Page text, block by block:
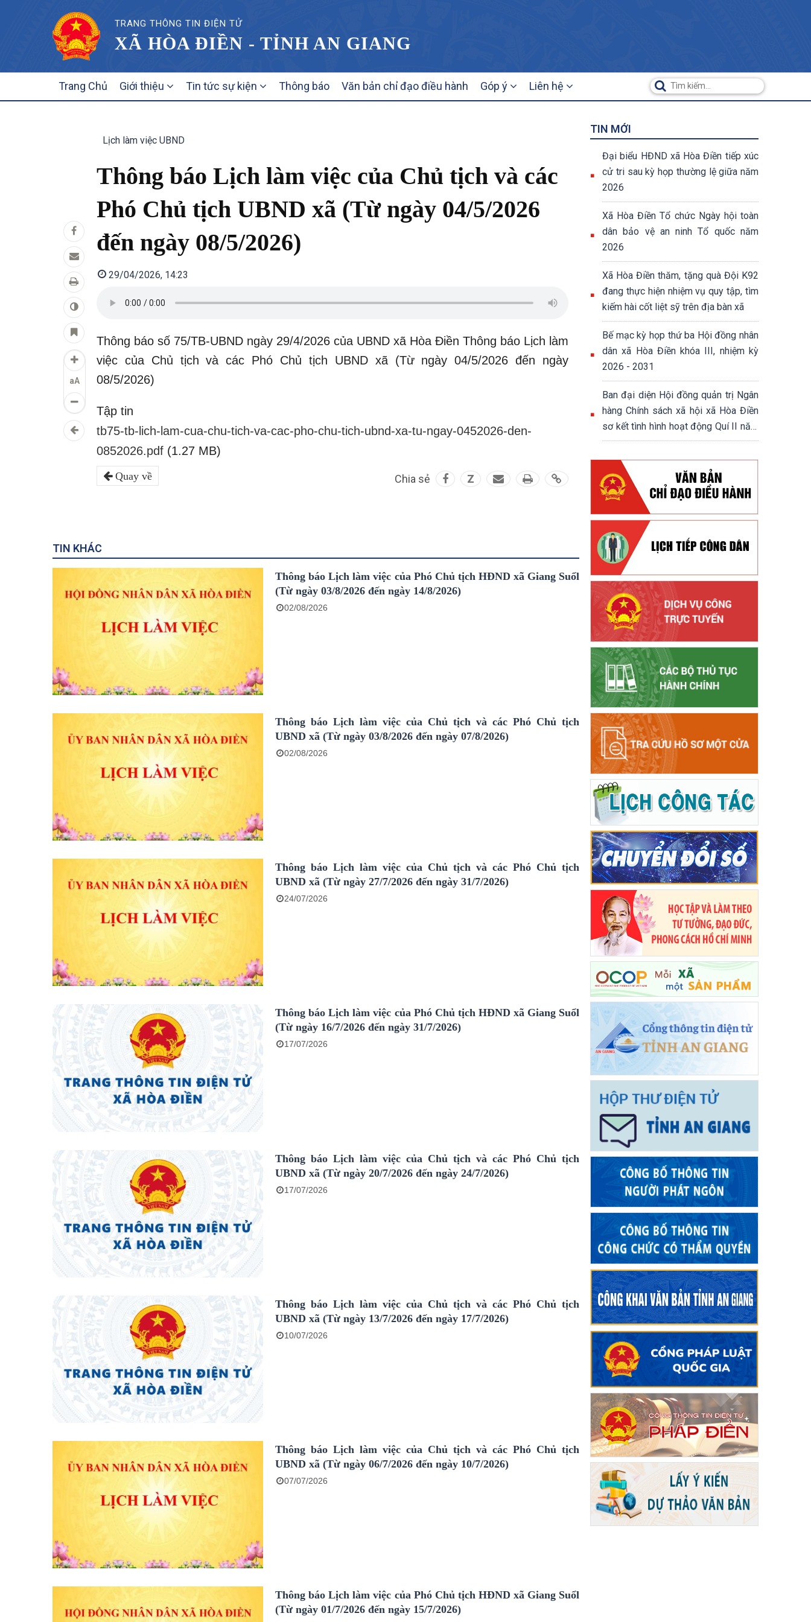
TRANG THÔNG TIN ĐIỆN TỬ
XÃ HÒA ĐIỀN - TỈNH AN GIANG
NAVIGATION
Trang Chủ Giới thiệu Tin tức sự kiện Thông báo Văn bản chỉ đạo điều hành Góp ý Liên hệ
aA
Lịch làm việc UBND
Thông báo Lịch làm việc của Chủ tịch và các
Phó Chủ tịch UBND xã (Từ ngày 04/5/2026
đến ngày 08/5/2026)
29/04/2026, 14:23
Thông báo số 75/TB-UBND ngày 29/4/2026 của UBND xã Hòa Điền Thông báo Lịch làm
việc của Chủ tịch và các Phó Chủ tịch UBND xã (Từ ngày 04/5/2026 đến ngày
08/5/2026)
Tập tin
tb75-tb-lich-lam-cua-chu-tich-va-cac-pho-chu-tich-ubnd-xa-tu-ngay-0452026-den-
0852026.pdf (1.27 MB)
Quay về Chia sẻ Z
TIN KHÁC
Thông báo Lịch làm việc của Phó Chủ tịch HĐND xã Giang Suổl
(Từ ngày 03/8/2026 đến ngày 14/8/2026)
02/08/2026
Thông báo Lịch làm việc của Chủ tịch và các Phó Chủ tịch
UBND xã (Từ ngày 03/8/2026 đến ngày 07/8/2026)
02/08/2026
Thông báo Lịch làm việc của Chủ tịch và các Phó Chủ tịch
UBND xã (Từ ngày 27/7/2026 đến ngày 31/7/2026)
24/07/2026
Thông báo Lịch làm việc của Phó Chủ tịch HĐND xã Giang Suổl
(Từ ngày 16/7/2026 đến ngày 31/7/2026)
17/07/2026
Thông báo Lịch làm việc của Chủ tịch và các Phó Chủ tịch
UBND xã (Từ ngày 20/7/2026 đến ngày 24/7/2026)
17/07/2026
Thông báo Lịch làm việc của Chủ tịch và các Phó Chủ tịch
UBND xã (Từ ngày 13/7/2026 đến ngày 17/7/2026)
10/07/2026
Thông báo Lịch làm việc của Chủ tịch và các Phó Chủ tịch
UBND xã (Từ ngày 06/7/2026 đến ngày 10/7/2026)
07/07/2026
Thông báo Lịch làm việc của Phó Chủ tịch HĐND xã Giang Suổl
(Từ ngày 01/7/2026 đến ngày 15/7/2026)
TIN MỚI
Đại biểu HĐND xã Hòa Điền tiếp xúc
cử tri sau kỳ họp thường lệ giữa năm
2026
Xã Hòa Điền Tổ chức Ngày hội toàn
dân bảo vệ an ninh Tổ quốc năm
2026
Xã Hòa Điền thăm, tặng quà Đội K92
đang thực hiện nhiệm vụ quy tập, tìm
kiếm hài cốt liệt sỹ trên địa bàn xã
Bế mạc kỳ họp thứ ba Hội đồng nhân
dân xã Hòa Điền khóa III, nhiệm kỳ
2026 - 2031
Ban đại diện Hội đồng quản trị Ngân
hàng Chính sách xã hội xã Hòa Điền
sơ kết tình hình hoạt động Quí II năm
2026